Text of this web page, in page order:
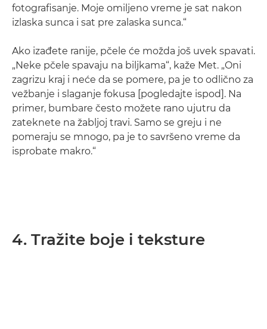
fotografisanje. Moje omiljeno vreme je sat nakon
izlaska sunca i sat pre zalaska sunca.“
Ako izađete ranije, pčele će možda još uvek spavati.
„Neke pčele spavaju na biljkama“, kaže Met. „Oni
zagrizu kraj i neće da se pomere, pa je to odlično za
vežbanje i slaganje fokusa [pogledajte ispod]. Na
primer, bumbare često možete rano ujutru da
zateknete na žabljoj travi. Samo se greju i ne
pomeraju se mnogo, pa je to savršeno vreme da
isprobate makro.“
4. Tražite boje i teksture